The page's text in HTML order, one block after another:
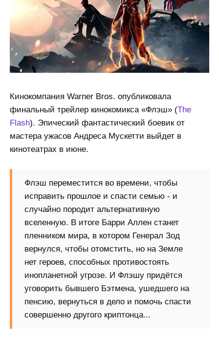
Кинокомпания Warner Bros. опубликовала
финальный трейлер кинокомикса «Флэш» (The
Flash). Эпический фантастический боевик от
мастера ужасов Андреса Мускетти выйдет в
кинотеатрах в июне.
Флэш переместится во времени, чтобы
исправить прошлое и спасти семью - и
случайно породит альтернативную
вселенную. В итоге Барри Аллен станет
пленником мира, в котором Генерал Зод
вернулся, чтобы отомстить, но на Земле
нет героев, способных противостоять
инопланетной угрозе. И Флэшу придётся
уговорить бывшего Бэтмена, ушедшего на
пенсию, вернуться в дело и помочь спасти
совершенно другого криптонца...